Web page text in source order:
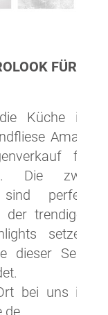
FÜR
Küche im
Amato
für
Die zwei
perfekt
trendigen
setzen,
dieser Serie
bei uns im